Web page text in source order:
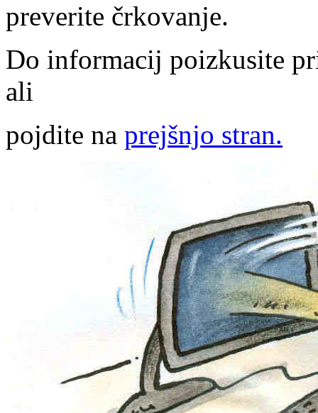
preverite črkovanje.
Do informacij poizkusite
ali
pojdite na prejšnjo stran.